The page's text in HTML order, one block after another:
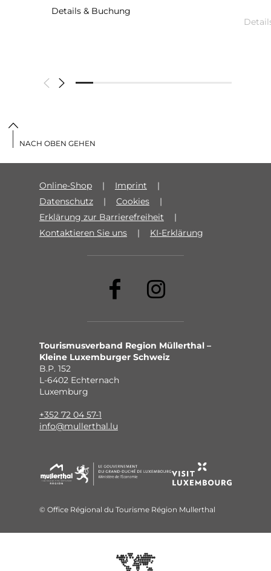
Details & Buchung
Online-Shop
Imprint
Datenschutz
Cookies
Erklärung zur Barrierefreiheit
Kontaktieren Sie uns
KI-Erklärung
Tourismusverband Region Müllerthal –
Kleine Luxemburger Schweiz
B.P. 152
L-6402 Echternach
Luxemburg
+352 72 04 57-1
info@mullerthal.lu
© Office Régional du Tourisme Région Mullerthal
NACH OBEN GEHEN